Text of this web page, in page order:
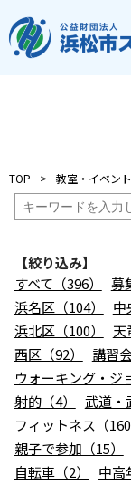
ご利用ガイド
協会について
管理施設
教室・イベント
浜松市民スポー
お知らせ
個人情報の取り扱いに
TOP 教室・イベン
【絞り込み】
すべて（396）
募
浜名区（104）
中
浜北区（100）
天
西区（92）
講習
ウォーキング・ジ
射的（4）
武道・
フィットネス（160
親子で参加（15）
自転車（2）
中高